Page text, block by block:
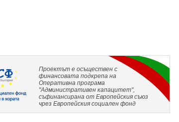
Проектът е осъществен с
финансовата подкрепа на
Оперативна програма
"Административен капацитет",
съфинансирана от Европейския съюз
чрез Европейския социален фонд